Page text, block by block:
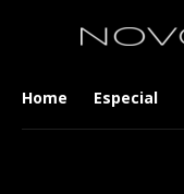
Home Especial